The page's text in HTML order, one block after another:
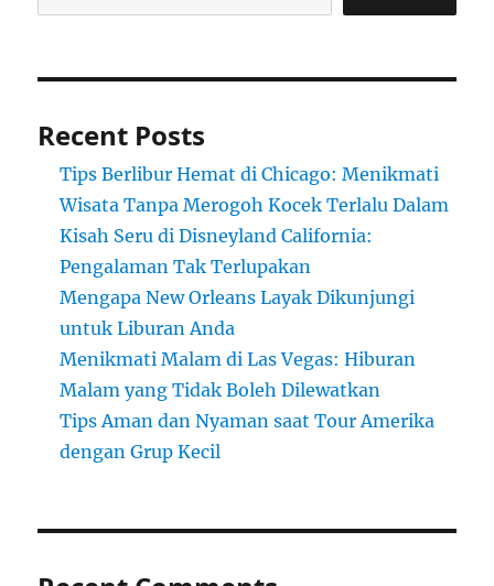
Recent Posts
Tips Berlibur Hemat di Chicago: Menikmati
Wisata Tanpa Merogoh Kocek Terlalu Dalam
Kisah Seru di Disneyland California:
Pengalaman Tak Terlupakan
Mengapa New Orleans Layak Dikunjungi
untuk Liburan Anda
Menikmati Malam di Las Vegas: Hiburan
Malam yang Tidak Boleh Dilewatkan
Tips Aman dan Nyaman saat Tour Amerika
dengan Grup Kecil